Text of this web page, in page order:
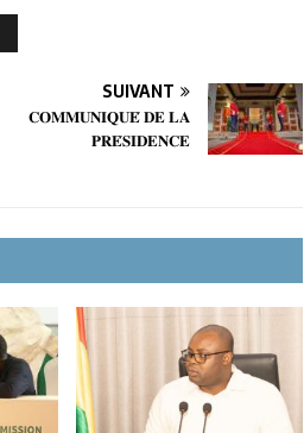
SUIVANT
𝐂𝐎𝐌𝐌𝐔𝐍𝐈𝐐𝐔𝐄́ 𝐃𝐄 𝐋𝐀
𝐏𝐑𝐄́𝐒𝐈𝐃𝐄𝐍𝐂𝐄